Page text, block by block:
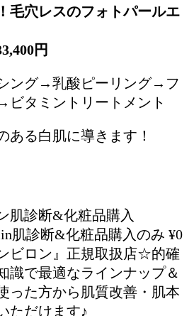
毛穴レスのフォトパールエ
円
ング→乳酸ピーリング→フ
ビタミントリートメント
ある白肌に導きます！
肌診断&化粧品購入
肌診断&化粧品購入のみ ¥0
ビロン』正規取扱店☆的確
識で最適なラインナップ＆
った方から肌質改善・肌本
ただけます♪